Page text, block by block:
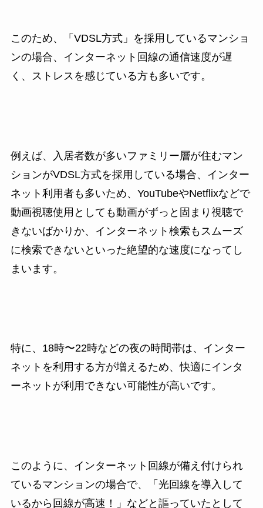
このため、「VDSL方式」を採用しているマンショ
ンの場合、インターネット回線の通信速度が遅
く、ストレスを感じている方も多いです。
例えば、入居者数が多いファミリー層が住むマン
ションがVDSL方式を採用している場合、インター
ネット利用者も多いため、YouTubeやNetflixなどで
動画視聴使用としても動画がずっと固まり視聴で
きないばかりか、インターネット検索もスムーズ
に検索できないといった絶望的な速度になってし
まいます。
特に、18時〜22時などの夜の時間帯は、インター
ネットを利用する方が増えるため、快適にインタ
ーネットが利用できない可能性が高いです。
このように、インターネット回線が備え付けられ
ているマンションの場合で、「光回線を導入して
いるから回線が高速！」などと謳っていたとして